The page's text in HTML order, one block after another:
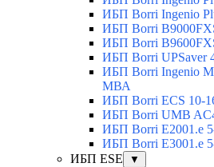
ИБП Borri Ingenio
ИБП Borri
ИБП Borri
ИБП Borri
ИБП Borri Ingenio
МВА
ИБП Borri ECS 10-
ИБП Borri UMB
ИБП Borri E2001.e
ИБП Borri E3001.e
ИБП ESE
▼